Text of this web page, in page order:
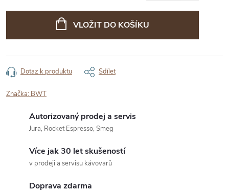
VLOŽIT DO KOŠÍKU
Dotaz k produktu Sdílet
Značka: BWT
Autorizovaný prodej a servis
Jura, Rocket Espresso, Smeg
Více jak 30 let skušeností
v prodeji a servisu kávovarů
Doprava zdarma